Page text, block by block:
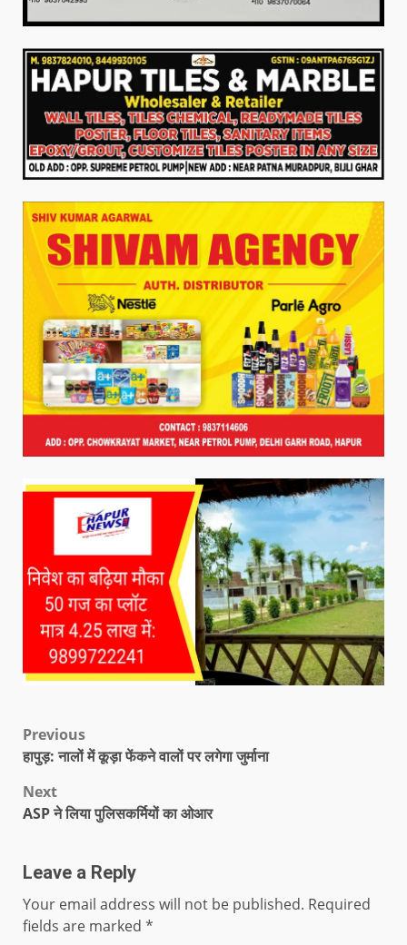
Previous
हापुड़: नालों में कूड़ा फेंकने वालों पर लगेगा जुर्माना
Next
ASP ने लिया पुलिसकर्मियों का ओआर
Leave a Reply
Your email address will not be published. Required
fields are marked *